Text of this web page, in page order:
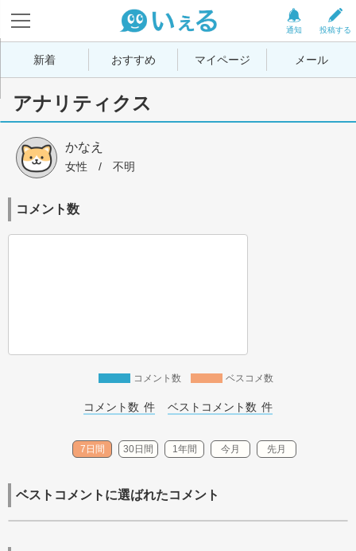
投稿する
通知
新着 おすすめ マイページ メール
アナリティクス
かなえ
女性 / 不明
コメント数
コメント数 ベスコメ数
コメント数 件 ベストコメント数 件
7日間 30日間 1年間 今月 先月
ベストコメントに選ばれたコメント